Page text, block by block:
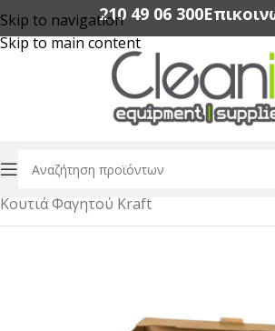
Skip to navigation
Skip to main content
210 49 06 300‬
Αρχική σελίδα/Συσκευασία Τροφίμων
Κουτιά Φαγητού Kraft